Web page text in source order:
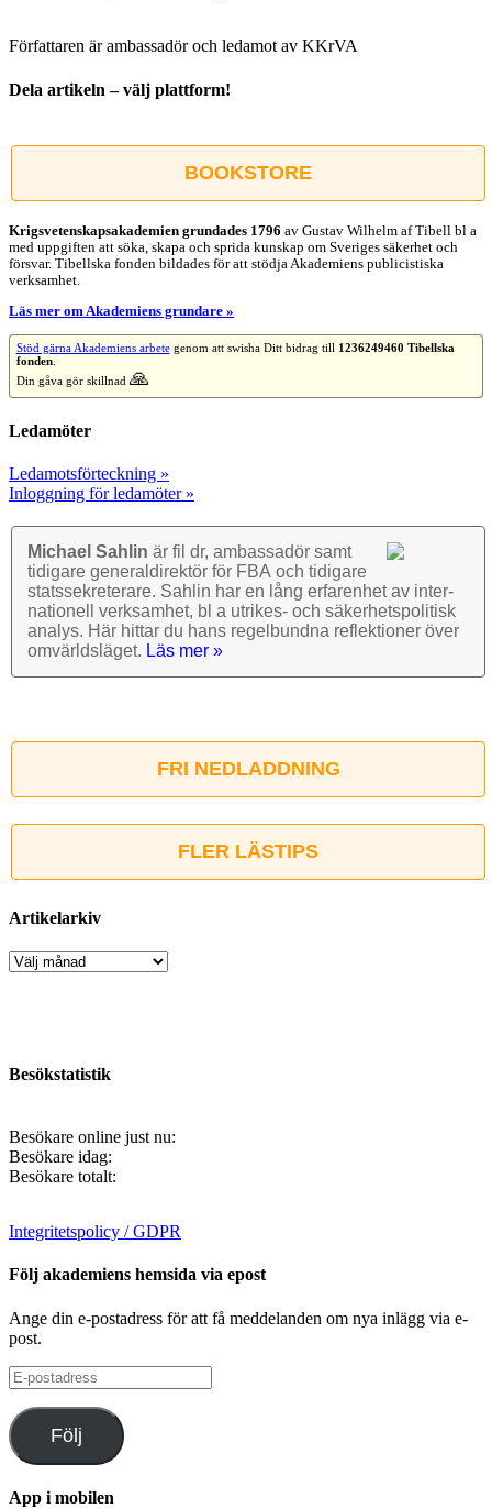
Författaren är ambassadör och ledamot av KKrVA
Dela artikeln – välj plattform!
post
BOOKSTORE
Krigsvetenskap­sakademien grundades 1796 av Gustav Wilhelm af Tibell bl a
med uppgiften att söka, skapa och sprida kunskap om Sveriges säkerhet och
försvar. Tibellska fonden bildades för att stödja Akademiens publicistiska
verksamhet.
Läs mer om Akademiens grundare »
Stöd gärna Akademiens arbetegenom att swisha Ditt bidrag till 1236249460 Tibellska
fonden.
Din gåva gör skillnad 🙏
Ledamöter
Ledamotsförteckning »
Inloggning för ledamöter »
Michael Sahlin är fil dr, ambassadör samt
tidigare general­direktör för FBA och tidigare
stats­sekre­terare. Sahlin har en lång erfarenhet av inter­
nationell verk­samhet, bl a utrikes- och säkerhets­politisk
analys. Här hittar du hans regel­bundna reflek­tioner över
omvärlds­läget. Läs mer »
FRI NEDLADDNING
FLER LÄSTIPS
Artikelarkiv
Artikelarkiv
Besökstatistik
Besökare online just nu:
Besökare idag:
Besökare totalt:
Integritetspolicy / GDPR
Följ akademiens hemsida via epost
Ange din e-postadress för att få meddelanden om nya inlägg via e-
post.
E-
postadress
Följ
App i mobilen